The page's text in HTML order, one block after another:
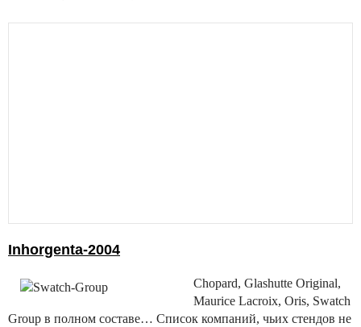
Inhorgenta-2004
Chopard, Glashutte Original,
Maurice Lacroix, Oris, Swatch
Group в полном составе… Список компаний, чьих стендов не